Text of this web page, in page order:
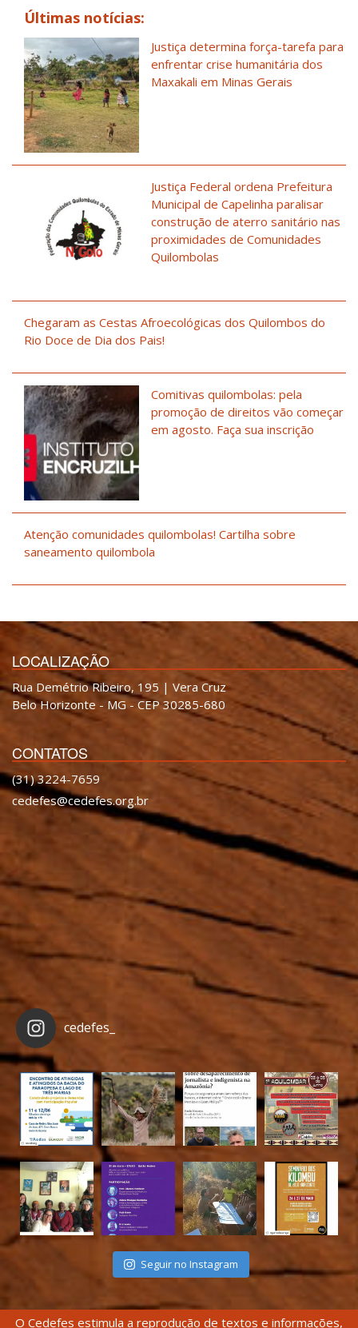
Últimas notícias:
Justiça determina força-tarefa para
enfrentar crise humanitária dos
Maxakali em Minas Gerais
Justiça Federal ordena Prefeitura
Municipal de Capelinha paralisar
construção de aterro sanitário nas
proximidades de Comunidades
Quilombolas
Chegaram as Cestas Afroecológicas dos Quilombos do
Rio Doce de Dia dos Pais!
Comitivas quilombolas: pela
promoção de direitos vão começar
em agosto. Faça sua inscrição
Atenção comunidades quilombolas! Cartilha sobre
saneamento quilombola
LOCALIZAÇÃO
Rua Demétrio Ribeiro, 195 | Vera Cruz
Belo Horizonte - MG - CEP 30285-680
CONTATOS
(31) 3224-7659
cedefes@cedefes.org.br
cedefes_
Seguir no Instagram
O Cedefes estimula a reprodução de textos e informações,